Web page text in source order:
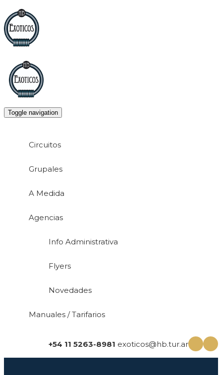
Toggle navigation
Circuitos
Grupales
A Medida
Agencias
Info Administrativa
Flyers
Novedades
Manuales / Tarifarios
+54 11 5263-8981 exoticos@hb.tur.ar